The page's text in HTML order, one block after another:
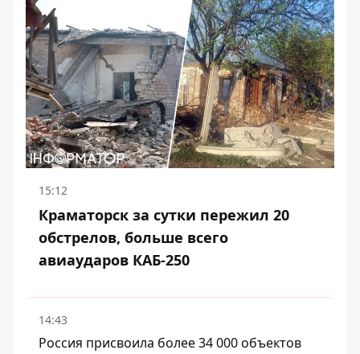
15:12
Краматорск за сутки пережил 20
обстрелов, больше всего
авиаударов КАБ-250
14:43
Россия присвоила более 34 000 объектов